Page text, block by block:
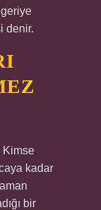
denir.
Kimse
kadar
bir